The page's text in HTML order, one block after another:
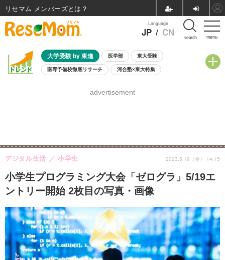
menu
Language
JP / CN search
大学受験 by 東進 医学部 東大受験
医専予備校徹底リサーチ 河合塾×東大特集
8月開催学校説明会・相談会
advertisement
小学生プログラミング大会「ゼログラ」5/19エ
ントリー開始 2枚目の写真・画像
デジタル生活 小学生 2023.5.19（金） 14:15
リセマム メンバーズ